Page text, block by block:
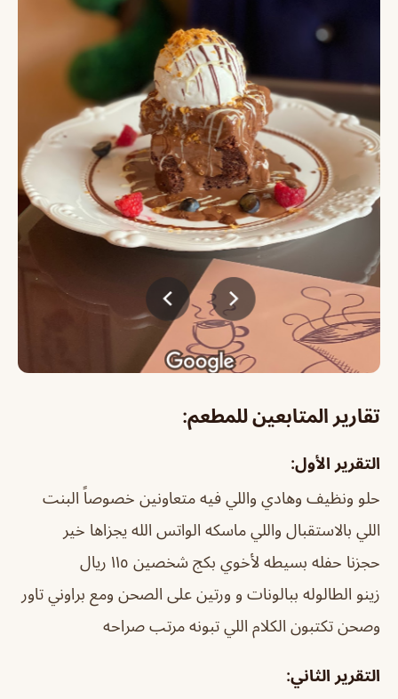
تقارير المتابعين للمطعم:
التقرير الأول:
حلو ونظيف وهادي واللي فيه متعاونين خصوصاً البنت
اللي بالاستقبال واللي ماسكه الواتس الله يجزاها خير
حجزنا حفله بسيطه لأخوي بكج شخصين ١١٥ ريال
زينو الطالوله ببالونات و ورتين على الصحن ومع براوني تاور
وصحن تكتبون الكلام اللي تبونه مرتب صراحه
التقرير الثاني: